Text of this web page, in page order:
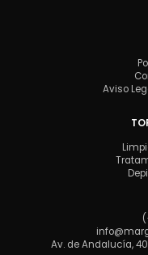
Aviso
Av. de Andalucía,